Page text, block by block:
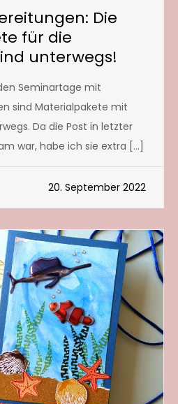
Die
für die
unterwegs!
Seminartage mit
sind Materialpakete mit
Da die Post in letzter
war, habe ich sie extra […]
20. September 2022